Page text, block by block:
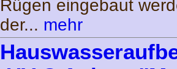
Rügen eingebaut
der... mehr